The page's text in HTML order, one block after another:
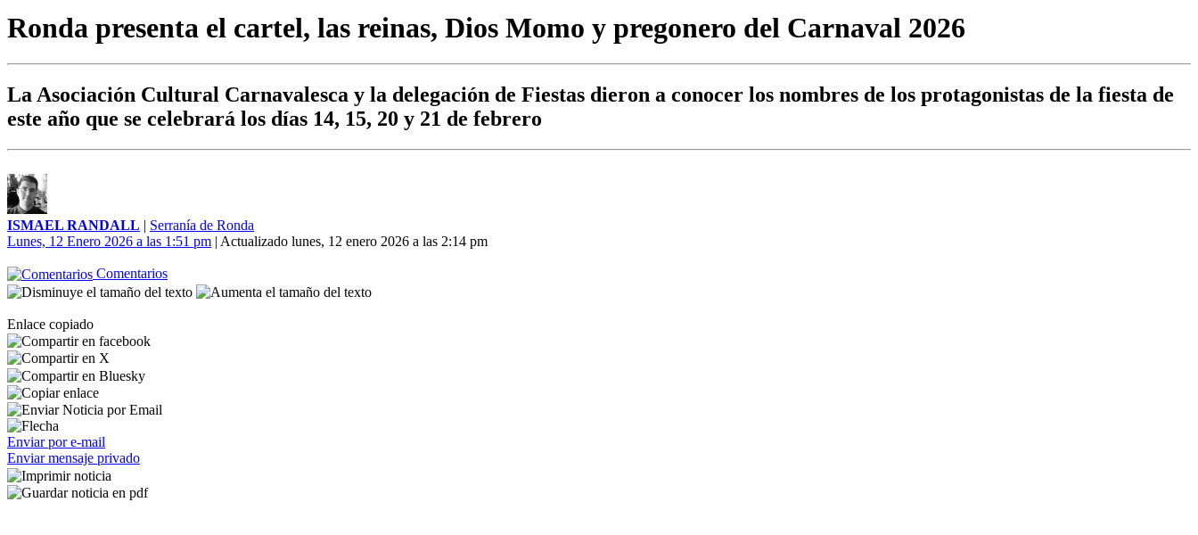
Ronda presenta el cartel, las reinas, Dios Momo y pregonero del Carnaval 2026
La Asociación Cultural Carnavalesca y la delegación de Fiestas dieron a conocer los nombres de los protagonistas de la fiesta de
este año que se celebrará los días 14, 15, 20 y 21 de febrero
ISMAEL RANDALL | Serranía de Ronda
Lunes, 12 Enero 2026 a las 1:51 pm | Actualizado lunes, 12 enero 2026 a las 2:14 pm
Comentarios
Enlace copiado
Enviar por e-mail
Enviar mensaje privado